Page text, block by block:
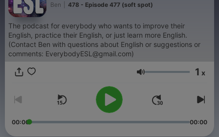
Ben 478 - Episode 477 (soft spot)
The podcast for everybody who wants to improve their
English, practice their English, or just learn more English.
(Contact Ben with questions about English or suggestions or
comments: EverybodyESL@gmail.com)
音量 1 x
00:00 00:00